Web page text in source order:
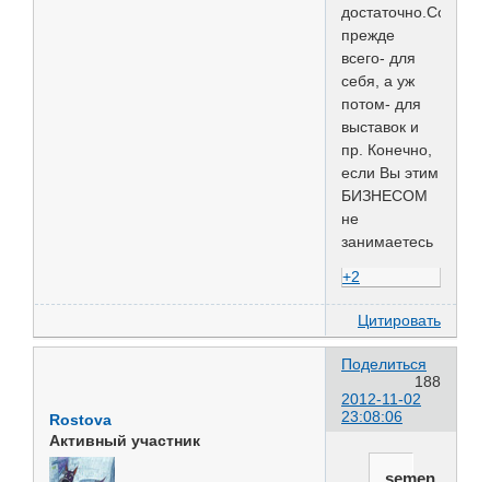
достаточно.Собака-
прежде
всего- для
себя, а уж
потом- для
выставок и
пр. Конечно,
если Вы этим
БИЗНЕСОМ
не
занимаетесь
+2
Цитировать
Поделиться
188
2012-11-02
23:08:06
Rostova
Активный участник